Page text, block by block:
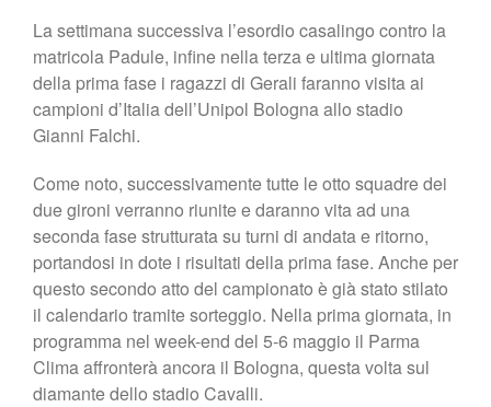
La settimana successiva l’esordio casalingo contro la
matricola Padule, infine nella terza e ultima giornata
della prima fase i ragazzi di Gerali faranno visita ai
campioni d’Italia dell’Unipol Bologna allo stadio
Gianni Falchi.
Come noto, successivamente tutte le otto squadre dei
due gironi verranno riunite e daranno vita ad una
seconda fase strutturata su turni di andata e ritorno,
portandosi in dote i risultati della prima fase. Anche per
questo secondo atto del campionato è già stato stilato
il calendario tramite sorteggio. Nella prima giornata, in
programma nel week-end del 5-6 maggio il Parma
Clima affronterà ancora il Bologna, questa volta sul
diamante dello stadio Cavalli.